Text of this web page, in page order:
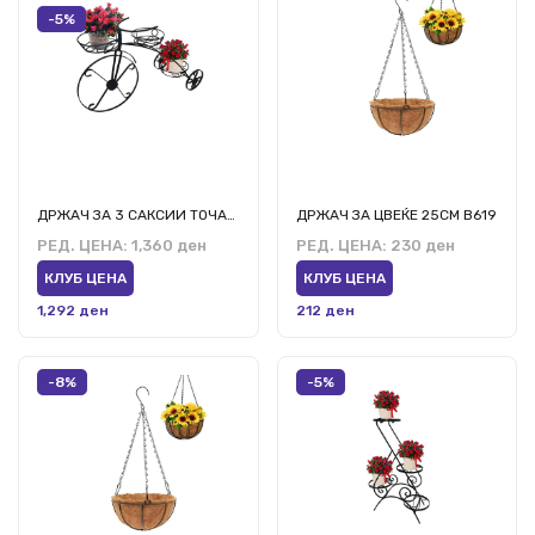
-5%
РЕД. ЦЕНА: 1,360 ден
КЛУБ ЦЕНА
1,292 ден
ДРЖАЧ ЗА ЦВЕЌЕ 25СМ В619
РЕД. ЦЕНА: 230 ден
КЛУБ ЦЕНА
212 ден
-8% -5%